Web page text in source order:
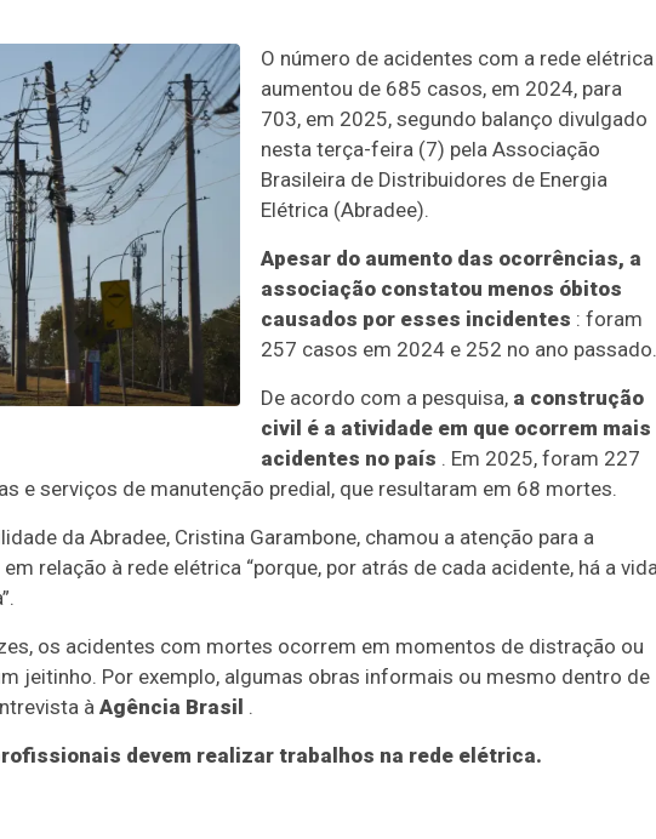
O número de acidentes com a rede elétrica
aumentou de 685 casos, em 2024, para
703, em 2025, segundo balanço divulgado
nesta terça-feira (7) pela Associação
Brasileira de Distribuidores de Energia
Elétrica (Abradee).
Apesar do aumento das ocorrências, a
associação constatou menos óbitos
causados por esses incidentes : foram
257 casos em 2024 e 252 no ano passado.
De acordo com a pesquisa, a construção
civil é a atividade em que ocorrem mais
acidentes no país . Em 2025, foram 227
e serviços de manutenção predial, que resultaram em 68 mortes.
da Abradee, Cristina Garambone, chamou a atenção para a
relação à rede elétrica “porque, por atrás de cada acidente, há a
os acidentes com mortes ocorrem em momentos de distração ou
jeitinho. Por exemplo, algumas obras informais ou mesmo dentro de
à Agência Brasil .
devem realizar trabalhos na rede elétrica.